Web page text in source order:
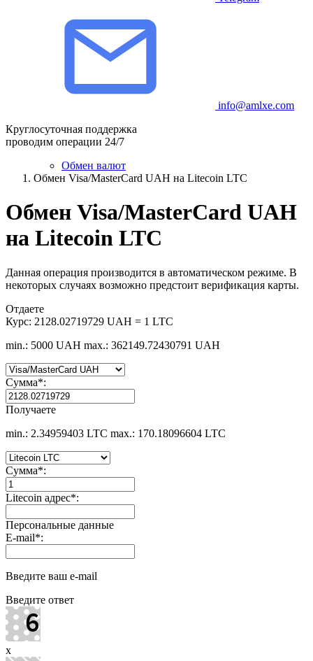
info@amlxe.com
Круглосуточная поддержка
проводим операции 24/7
Обмен валют
Обмен Visa/MasterCard UAH на Litecoin LTC
Обмен Visa/MasterCard UAH
на Litecoin LTC
Данная операция производится в автоматическом режиме. В
некоторых случаях возможно предстоит верификация карты.
Отдаете
Курс: 2128.02719729 UAH = 1 LTC
min.: 5000 UAH max.: 362149.72430791 UAH
Сумма*:
Получаете
min.: 2.34959403 LTC max.: 170.18096604 LTC
Сумма*:
Litecoin адрес*:
Персональные данные
E-mail*:
Введите ваш e-mail
Введите ответ
x